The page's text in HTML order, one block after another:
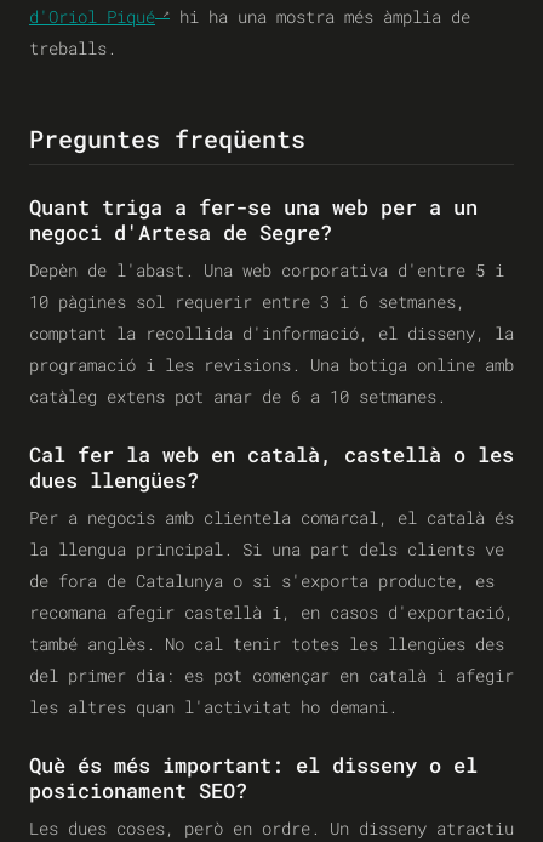
d'Oriol Piqué
hi ha una mostra més àmplia de
treballs.
Preguntes freqüents
Quant triga a fer-se una web per a un
negoci d'Artesa de Segre?
Depèn de l'abast. Una web corporativa d'entre 5 i
10 pàgines sol requerir entre 3 i 6 setmanes,
comptant la recollida d'informació, el disseny, la
programació i les revisions. Una botiga online amb
catàleg extens pot anar de 6 a 10 setmanes.
Cal fer la web en català, castellà o les
dues llengües?
Per a negocis amb clientela comarcal, el català és
la llengua principal. Si una part dels clients ve
de fora de Catalunya o si s'exporta producte, es
recomana afegir castellà i, en casos d'exportació,
també anglès. No cal tenir totes les llengües des
del primer dia: es pot començar en català i afegir
les altres quan l'activitat ho demani.
Què és més important: el disseny o el
posicionament SEO?
Les dues coses, però en ordre. Un disseny atractiu